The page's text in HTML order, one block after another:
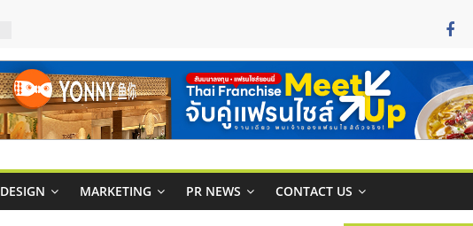
DESIGN MARKETING PR NEWS CONTACT US